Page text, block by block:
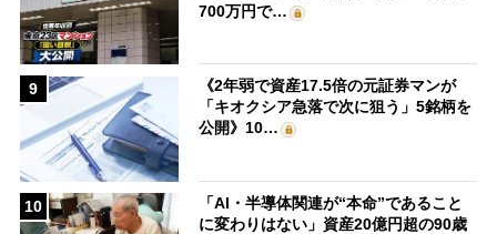
700万円で…
9
《2年弱で資産17.5倍の元証券マンが
「キオクシア急落で次に狙う」5銘柄を
公開》10…
10
「AI・半導体関連が“本命”であること
に変わりはない」資産20億円超の90歳